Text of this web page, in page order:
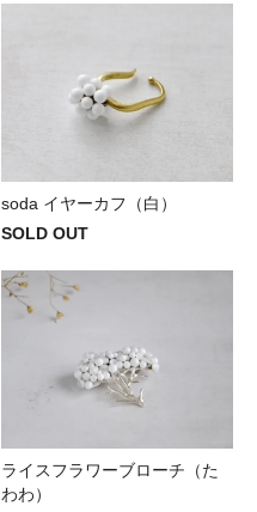
soda イヤーカフ（白）
SOLD OUT
ライスフラワーブローチ（た
わわ）